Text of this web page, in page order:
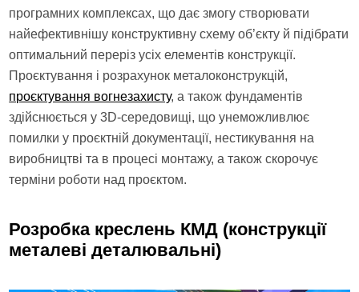
програмних комплексах, що дає змогу створювати
найефективнішу конструктивну схему об’єкту й підібрати
оптимальний переріз усіх елементів конструкції.
Проєктування і розрахунок металоконструкцій,
проєктування вогнезахисту, а також фундаментів
здійснюється у 3D-середовищі, що унеможливлює
помилки у проєктній документації, нестикування на
виробництві та в процесі монтажу, а також скорочує
терміни роботи над проєктом.
Розробка креслень КМД (конструкції
металеві деталювальні)